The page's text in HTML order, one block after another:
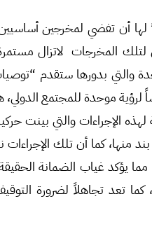
أن تفضي لمخرجين
لتلك المخرجات لاتزال
والتي بدورها ستقدم
موحدة للمجتمع
الإجراءات والتي بينت
منها، كما أن تلك الإجراءات
رقم 6،9،11،15 (انظر المرفق)، مما يؤكد
تعد تجاهلاً لضرورة